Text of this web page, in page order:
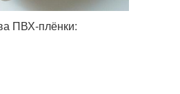
ПВХ-плёнки: